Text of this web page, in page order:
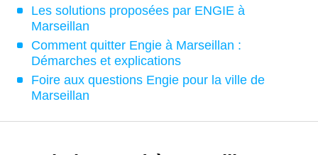
Les solutions proposées par ENGIE à
Marseillan
Comment quitter Engie à Marseillan :
Démarches et explications
Foire aux questions Engie pour la ville de
Marseillan